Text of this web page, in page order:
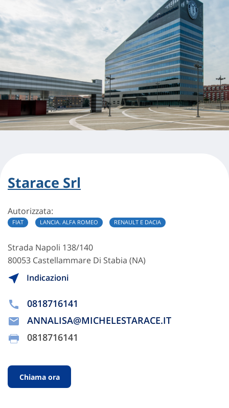
Starace Srl
Autorizzata:
FIAT LANCIA. ALFA ROMEO RENAULT E DACIA
Strada Napoli 138/140
80053 Castellammare Di Stabia (NA)
Indicazioni
0818716141
ANNALISA@MICHELESTARACE.IT
0818716141
Chiama ora